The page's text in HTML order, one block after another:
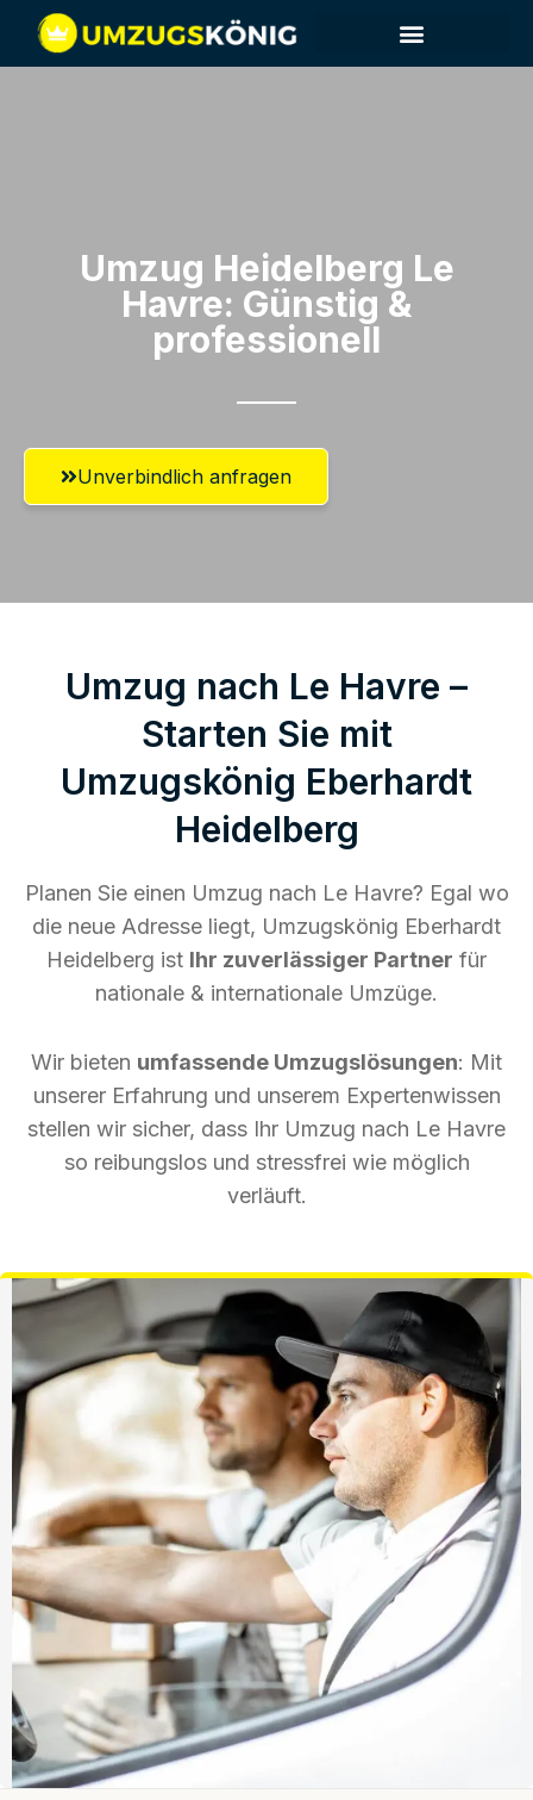
Umzug Heidelberg​ Le
Havre: Günstig &
professionell​
Unverbindlich anfragen
Umzug nach Le Havre –
Starten Sie mit
Umzugskönig Eberhardt
Heidelberg
Planen Sie einen Umzug nach Le Havre? Egal wo
die neue Adresse liegt, Umzugskönig Eberhardt
Heidelberg ist Ihr zuverlässiger Partner für
nationale & internationale Umzüge.
Wir bieten umfassende Umzugslösungen: Mit
unserer Erfahrung und unserem Expertenwissen
stellen wir sicher, dass Ihr Umzug nach Le Havre
so reibungslos und stressfrei wie möglich
verläuft.